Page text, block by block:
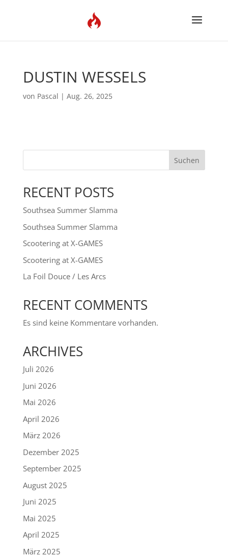
DUSTIN WESSELS
von Pascal | Aug. 26, 2025
Suchen
RECENT POSTS
Southsea Summer Slamma
Southsea Summer Slamma
Scootering at X-GAMES
Scootering at X-GAMES
La Foil Douce / Les Arcs
RECENT COMMENTS
Es sind keine Kommentare vorhanden.
ARCHIVES
Juli 2026
Juni 2026
Mai 2026
April 2026
März 2026
Dezember 2025
September 2025
August 2025
Juni 2025
Mai 2025
April 2025
März 2025